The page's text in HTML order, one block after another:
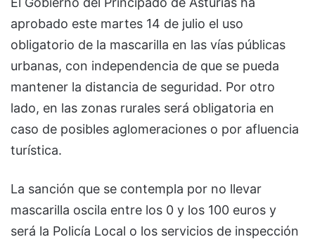
aprobado este martes 14 de julio el uso
obligatorio de la mascarilla en las vías públicas
urbanas, con independencia de que se pueda
mantener la distancia de seguridad. Por otro
lado, en las zonas rurales será obligatoria en
caso de posibles aglomeraciones o por afluencia
turística.
La sanción que se contempla por no llevar
mascarilla oscila entre los 0 y los 100 euros y
será la Policía Local o los servicios de inspección